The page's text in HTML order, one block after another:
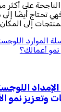
على أكثر
تحتاج أيضًا
إلى المكان
الموارد
نمو أعمالك؟
وتعزيز نمو